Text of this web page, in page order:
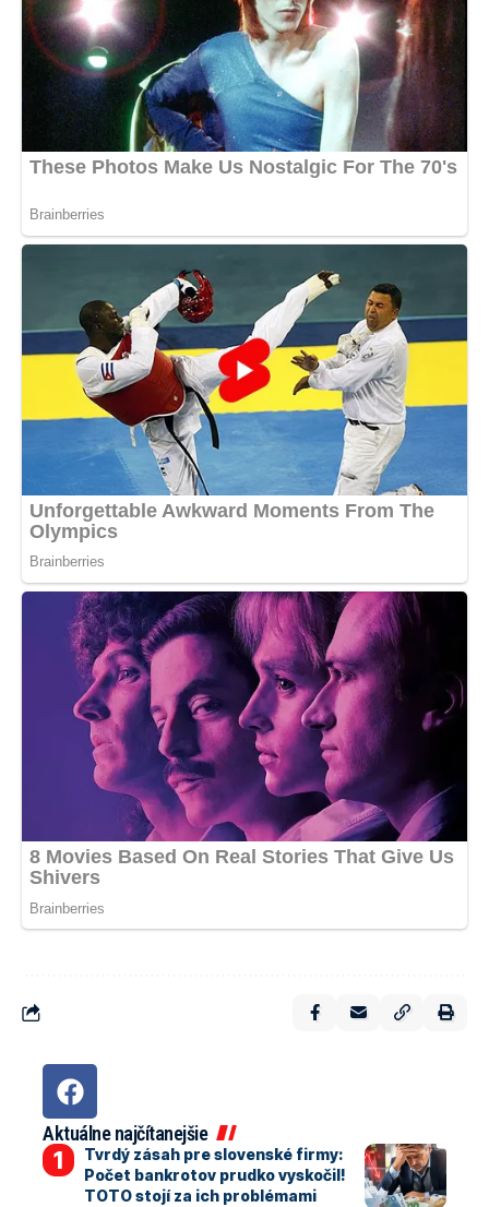
Aktuálne najčítanejšie
Tvrdý zásah pre slovenské firmy:
Počet bankrotov prudko vyskočil!
TOTO stojí za ich problémami